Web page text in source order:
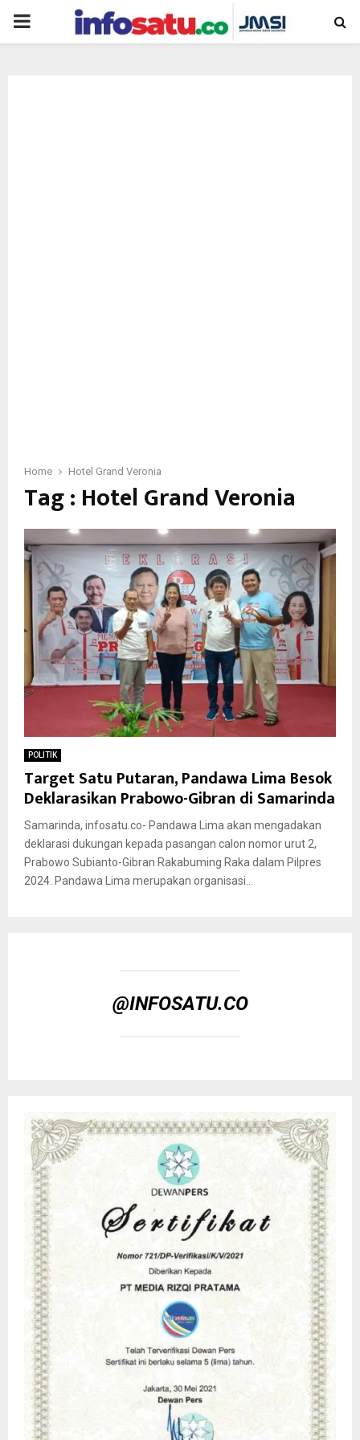
PRIMARY
Home Hotel Grand Veronia
Tag : Hotel Grand Veronia
POLITIK
Target Satu Putaran, Pandawa Lima Besok
Deklarasikan Prabowo-Gibran di Samarinda
Samarinda, infosatu.co- Pandawa Lima akan mengadakan
deklarasi dukungan kepada pasangan calon nomor urut 2,
Prabowo Subianto-Gibran Rakabuming Raka dalam Pilpres
2024. Pandawa Lima merupakan organisasi...
@INFOSATU.CO